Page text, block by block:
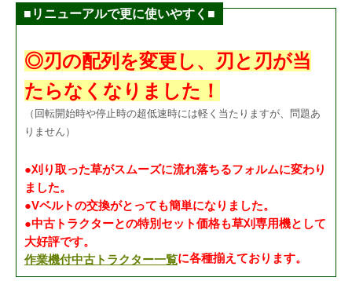
■リニューアルで更に使いやすく■
◎刃の配列を変更し、刃と刃が当
たらなくなりました！
（回転開始時や停止時の超低速時には軽く当たりますが、問題あ
りません）
●刈り取った草がスムーズに流れ落ちるフォルムに変わり
ました。
●Vベルトの交換がとっても簡単になりました。
●中古トラクターとの特別セット価格も草刈専用機として
大好評です。
作業機付中古トラクター一覧に各種揃えております。